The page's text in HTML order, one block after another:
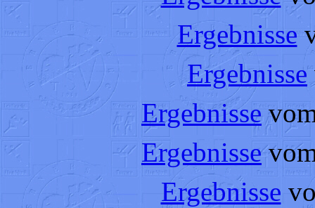
Ergebnisse
Ergebnisse
Ergebnisse
Ergebnisse
Ergebnisse